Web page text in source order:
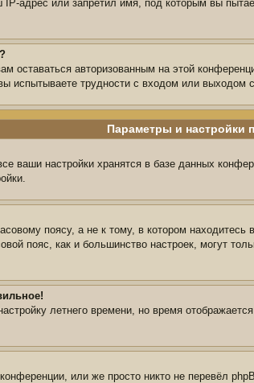
адрес или запретил имя, под которым вы
оставаться авторизованным на этой
испытываете трудности с входом или
Параметры и настройки
ваши настройки хранятся в базе данных
поясу, а не к тому, в котором
пояс, как и большинство настроек, могут
летнего времени, но время
или же просто никто не перевёл